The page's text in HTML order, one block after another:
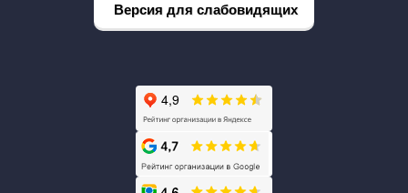
Версия для слабовидящих